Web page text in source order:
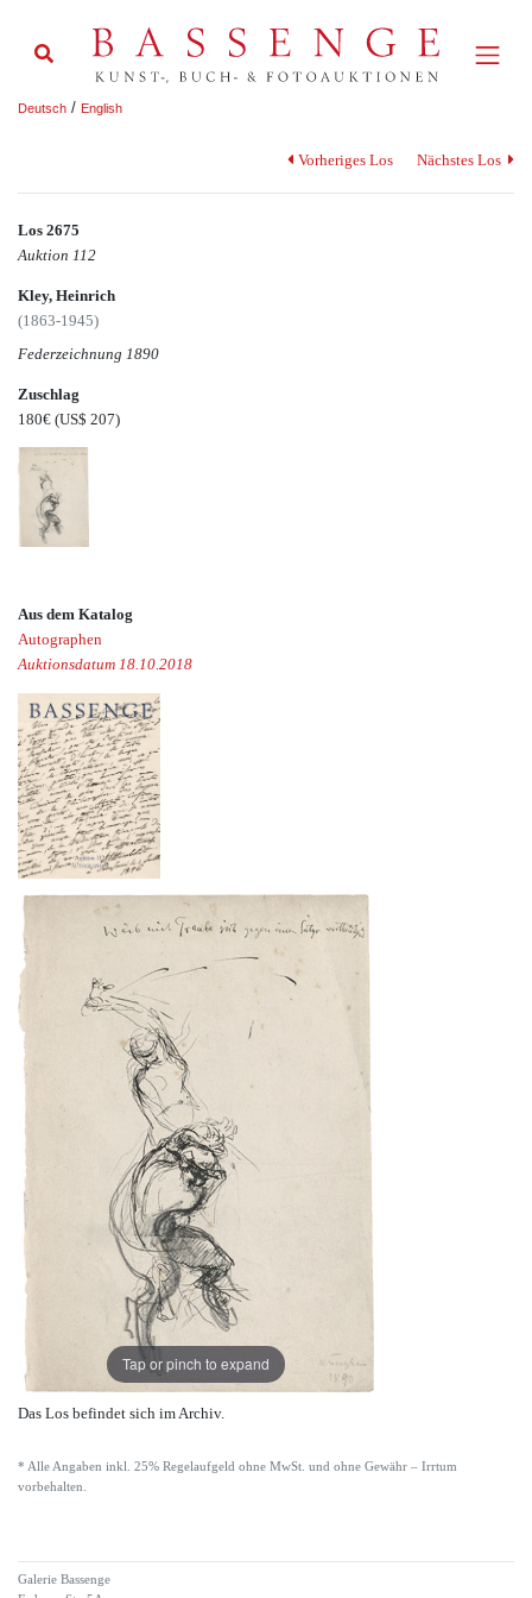
Deutsch / English
Vorheriges Los Nächstes Los
Los 2675
Auktion 112
Kley, Heinrich
(1863-1945)
Federzeichnung 1890
Zuschlag
180€ (US$ 207)
Aus dem Katalog
Autographen
Auktionsdatum 18.10.2018
Tap or pinch to expand
Das Los befindet sich im Archiv.
* Alle Angaben inkl. 25% Regelaufgeld ohne MwSt. und ohne Gewähr – Irrtum
vorbehalten.
Galerie Bassenge